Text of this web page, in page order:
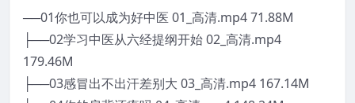
──01你也可以成为好中医 01_高清.mp4 71.88M
├──02学习中医从六经提纲开始 02_高清.mp4
179.46M
├──03感冒出不出汗差别大 03_高清.mp4 167.14M